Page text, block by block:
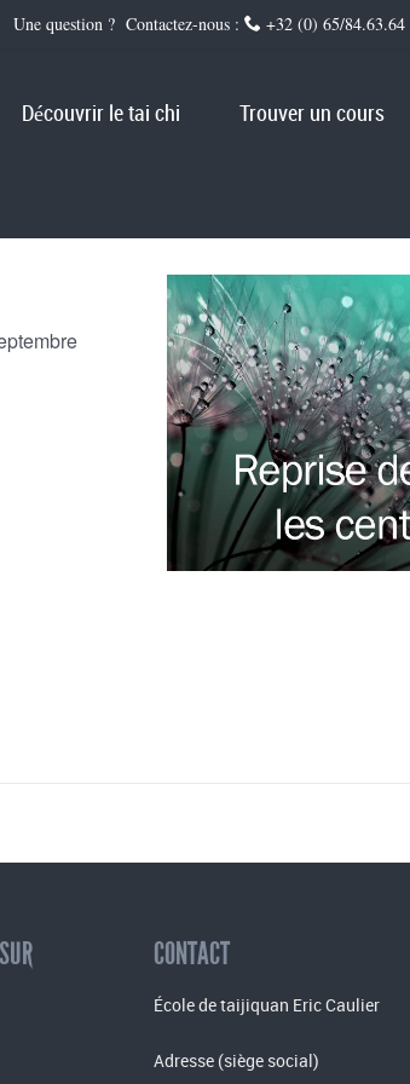
Découvrir le tai chi Trouver un cours
CONTACT
École de taijiquan Eric Caulier
Adresse (siège social)
Une question ? Contactez-nous : +32 (0) 65/84.63.64